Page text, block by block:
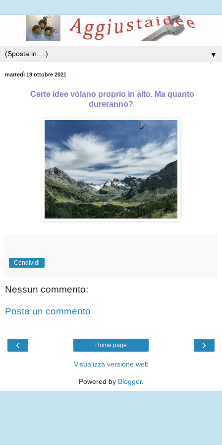
▼
martedì 19 ottobre 2021
Certe idee volano proprio in alto. Ma quanto
dureranno?
Condividi
Nessun commento:
Posta un commento
‹ ›
Home page
Visualizza versione web
Powered by Blogger.